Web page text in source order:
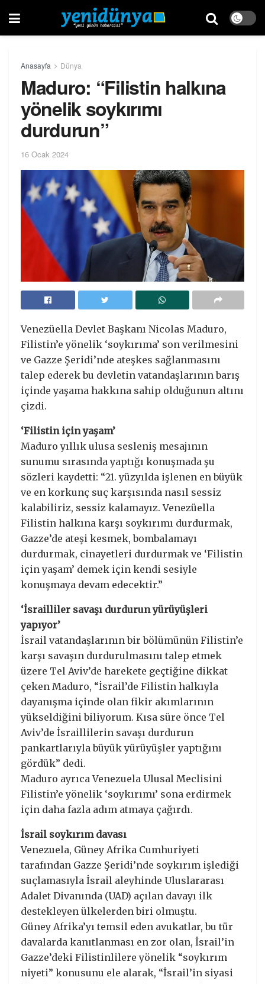
Anasayfa Dünya
Maduro: “Filistin halkına
yönelik soykırımı
durdurun”
16 Ocak 2024
Venezüella Devlet Başkanı Nicolas Maduro,
Filistin’e yönelik ‘soykırıma’ son verilmesini
ve Gazze Şeridi’nde ateşkes sağlanmasını
talep ederek bu devletin vatandaşlarının barış
içinde yaşama hakkına sahip olduğunun altını
çizdi.
‘Filistin için yaşam’
Maduro yıllık ulusa sesleniş mesajının
sunumu sırasında yaptığı konuşmada şu
sözleri kaydetti: “21. yüzyılda işlenen en büyük
ve en korkunç suç karşısında nasıl sessiz
kalabiliriz, sessiz kalamayız. Venezüella
Filistin halkına karşı soykırımı durdurmak,
Gazze’de ateşi kesmek, bombalamayı
durdurmak, cinayetleri durdurmak ve ‘Filistin
için yaşam’ demek için kendi sesiyle
konuşmaya devam edecektir.”
‘İsrailliler savaşı durdurun yürüyüşleri
yapıyor’
İsrail vatandaşlarının bir bölümünün Filistin’e
karşı savaşın durdurulmasını talep etmek
üzere Tel Aviv’de harekete geçtiğine dikkat
çeken Maduro, “İsrail’de Filistin halkıyla
dayanışma içinde olan fikir akımlarının
yükseldiğini biliyorum. Kısa süre önce Tel
Aviv’de İsraillilerin savaşı durdurun
pankartlarıyla büyük yürüyüşler yaptığını
gördük” dedi.
Maduro ayrıca Venezuela Ulusal Meclisini
Filistin’e yönelik ‘soykırımı’ sona erdirmek
için daha fazla adım atmaya çağırdı.
İsrail soykırım davası
Venezuela, Güney Afrika Cumhuriyeti
tarafından Gazze Şeridi’nde soykırım işlediği
suçlamasıyla İsrail aleyhinde Uluslararası
Adalet Divanında (UAD) açılan davayı ilk
destekleyen ülkelerden biri olmuştu.
Güney Afrika’yı temsil eden avukatlar, bu tür
davalarda kanıtlanması en zor olan, İsrail’in
Gazze’deki Filistinlilere yönelik “soykırım
niyeti” konusunu ele alarak, “İsrail’in siyasi